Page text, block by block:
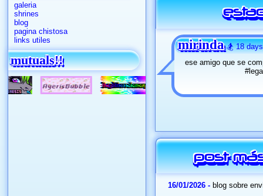
galeria
shrines
blog
pagina chistosa
links utiles
mutuals!!
mirinda🏂 18
ese amigo que se
post
16/01/2026 - blog sobre